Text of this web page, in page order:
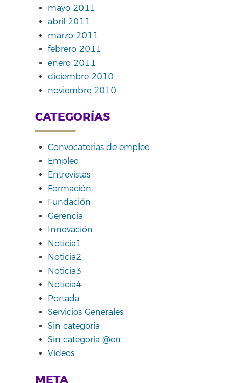
mayo 2011
abril 2011
marzo 2011
febrero 2011
enero 2011
diciembre 2010
noviembre 2010
CATEGORÍAS
Convocatorias de empleo
Empleo
Entrevistas
Formación
Fundación
Gerencia
Innovación
Noticia1
Noticia2
Noticia3
Noticia4
Portada
Servicios Generales
Sin categoría
Sin categoría @en
Vídeos
META